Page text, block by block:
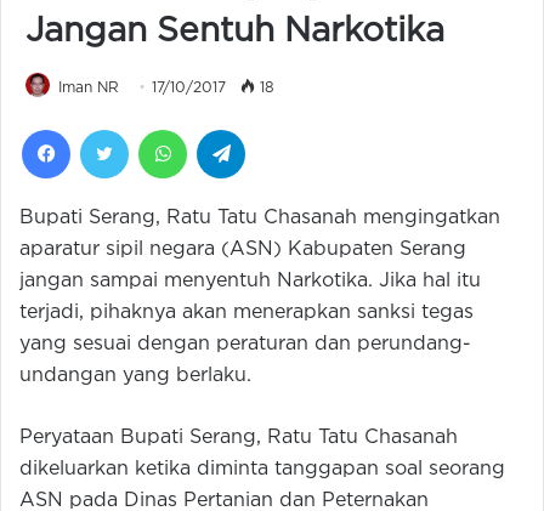
Jangan Sentuh Narkotika
Iman NR 17/10/2017 18
FacebookTwitter WhatsApp
Bupati Serang, Ratu Tatu Chasanah mengingatkan
aparatur sipil negara (ASN) Kabupaten Serang
jangan sampai menyentuh Narkotika. Jika hal itu
terjadi, pihaknya akan menerapkan sanksi tegas
yang sesuai dengan peraturan dan perundang-
undangan yang berlaku.
Peryataan Bupati Serang, Ratu Tatu Chasanah
dikeluarkan ketika diminta tanggapan soal seorang
ASN pada Dinas Pertanian dan Peternakan